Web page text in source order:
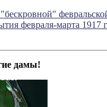
февраля-марта
дамы!